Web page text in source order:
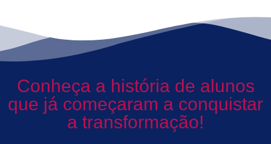
Conheça a história de alunos
que já começaram a conquistar
a transformação!